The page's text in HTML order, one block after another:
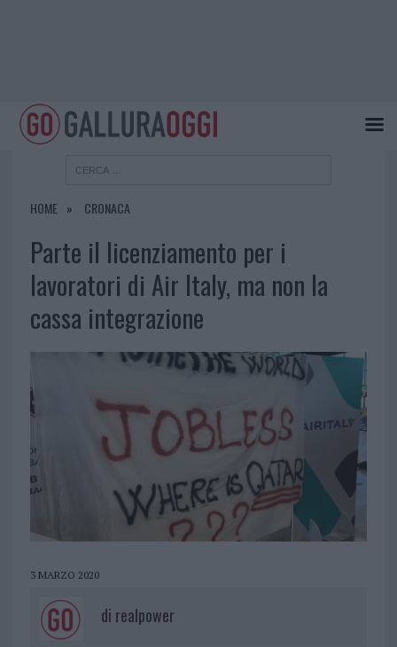
HOME CRONACA
Parte il licenziamento per i
lavoratori di Air Italy, ma non la
cassa integrazione
3 MARZO 2020
di realpower